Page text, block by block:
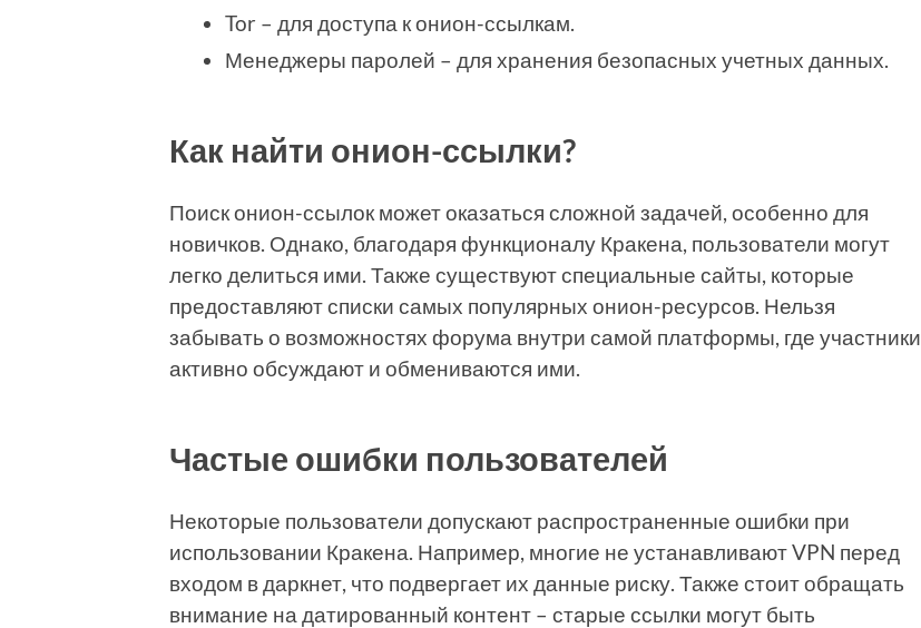
Tor – для доступа к онион-ссылкам.
Менеджеры паролей – для хранения безопасных учетных данных.
Как найти онион-ссылки?
Поиск онион-ссылок может оказаться сложной задачей, особенно для
новичков. Однако, благодаря функционалу Кракена, пользователи могут
легко делиться ими. Также существуют специальные сайты, которые
предоставляют списки самых популярных онион-ресурсов. Нельзя
забывать о возможностях форума внутри самой платформы, где участники
активно обсуждают и обмениваются ими.
Частые ошибки пользователей
Некоторые пользователи допускают распространенные ошибки при
использовании Кракена. Например, многие не устанавливают VPN перед
входом в даркнет, что подвергает их данные риску. Также стоит обращать
внимание на датированный контент – старые ссылки могут быть